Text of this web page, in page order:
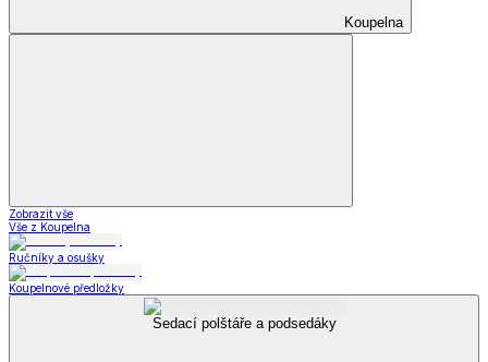
Koupelna
Zobrazit vše
Vše z Koupelna
Ručníky a osušky
Koupelnové předložky
Sedací polštáře a podsedáky